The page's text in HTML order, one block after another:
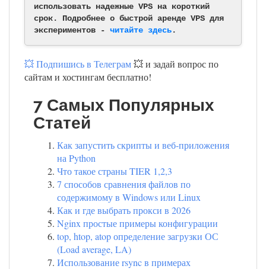
использовать надежные VPS на короткий
срок. Подробнее о быстрой аренде VPS для
экспериментов - читайте здесь.
💥 Подпишись в Телеграм💥 и задай вопрос по
сайтам и хостингам бесплатно!
7 Самых Популярных
Статей
Как запустить скрипты и веб-приложения
на Python
Что такое страны TIER 1,2,3
7 способов сравнения файлов по
содержимому в Windows или Linux
Как и где выбрать прокси в 2026
Nginx простые примеры конфигурации
top, htop, atop определение загрузки ОС
(Load average, LA)
Использование rsync в примерах